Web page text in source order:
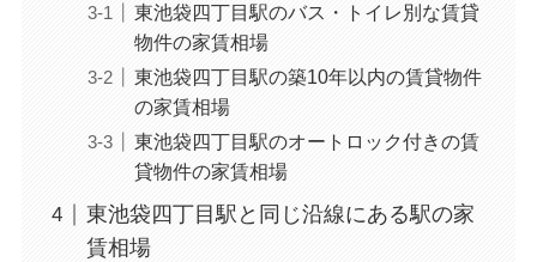
東池袋四丁目駅のバス・トイレ別な賃貸
物件の家賃相場
東池袋四丁目駅の築10年以内の賃貸物件
の家賃相場
東池袋四丁目駅のオートロック付きの賃
貸物件の家賃相場
東池袋四丁目駅と同じ沿線にある駅の家
賃相場